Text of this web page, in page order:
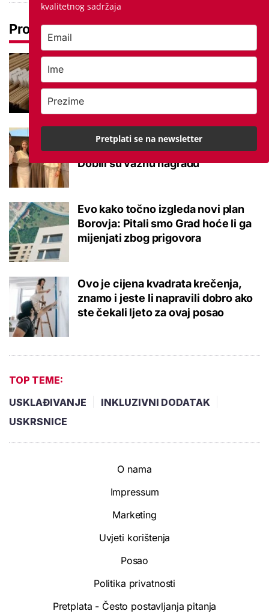
Pročitaj još
Promjena prakse za sve SC-ove,
potvrđeno
Studenti otkrili kako se obraćati
mladima kad je u pitanju alkohol:
Dobili su važnu nagradu
Evo kako točno izgleda novi plan
Borovja: Pitali smo Grad hoće li ga
mijenjati zbog prigovora
Ovo je cijena kvadrata krečenja,
znamo i jeste li napravili dobro ako
ste čekali ljeto za ovaj posao
TOP TEME:
USKLAĐIVANJE
INKLUZIVNI DODATAK
USKRSNICE
O nama
Impressum
Marketing
Uvjeti korištenja
Posao
Politika privatnosti
Pretplata - Često postavljanja pitanja
kvalitetnog sadržaja
Pretplati se na newsletter